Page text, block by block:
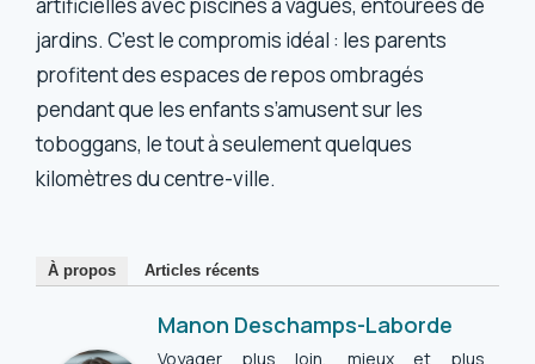
artificielles avec piscines à vagues, entourées de
jardins. C’est le compromis idéal : les parents
profitent des espaces de repos ombragés
pendant que les enfants s’amusent sur les
toboggans, le tout à seulement quelques
kilomètres du centre-ville.
À propos Articles récents
Manon Deschamps-Laborde
Voyager plus loin, mieux et plus